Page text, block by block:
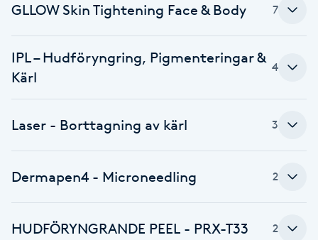
Bottenfärg
Brynformning
Brynfärgning
Bröllopsuppsättning
C
Celluliter
GLLOW Skin Tightening Face & Body 7
IPL – Hudföryngring, Pigmenteringar &
Kärl
4
Laser - Borttagning av kärl 3
Dermapen4 - Microneedling 2
HUDFÖRYNGRANDE PEEL - PRX-T33 2